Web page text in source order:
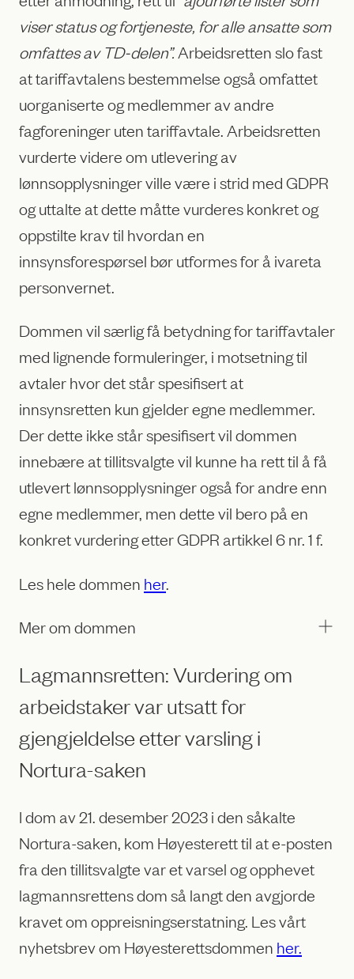
viser status og fortjeneste, for alle ansatte som
omfattes av TD-delen”.Arbeidsretten slo fast
at tariffavtalens bestemmelse også omfattet
uorganiserte og medlemmer av andre
fagforeninger uten tariffavtale. Arbeidsretten
vurderte videre om utlevering av
lønnsopplysninger ville være i strid med GDPR
og uttalte at dette måtte vurderes konkret og
oppstilte krav til hvordan en
innsynsforespørsel bør utformes for å ivareta
personvernet.
Dommen vil særlig få betydning for tariffavtaler
med lignende formuleringer, i motsetning til
avtaler hvor det står spesifisert at
innsynsretten kun gjelder egne medlemmer.
Der dette ikke står spesifisert vil dommen
innebære at tillitsvalgte vil kunne ha rett til å få
utlevert lønnsopplysninger også for andre enn
egne medlemmer, men dette vil bero på en
konkret vurdering etter GDPR artikkel 6 nr. 1 f.
Les hele dommen her.
Mer om dommen
Lagmannsretten: Vurdering om
arbeidstaker var utsatt for
gjengjeldelse etter varsling i
Nortura-saken
I dom av 21. desember 2023 i den såkalte
Nortura-saken, kom Høyesterett til at e-posten
fra den tillitsvalgte var et varsel og opphevet
lagmannsrettens dom så langt den avgjorde
kravet om oppreisningserstatning. Les vårt
nyhetsbrev om Høyesterettsdommen her.